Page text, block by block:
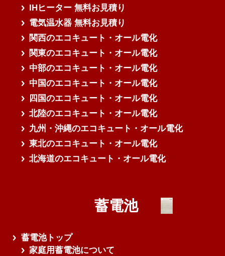
IHヒーター 無料お見積り
電気温水器 無料お見積り
関西のエコキュート・オール電化
関東のエコキュート・オール電化
中部のエコキュート・オール電化
中国のエコキュート・オール電化
四国のエコキュート・オール電化
北陸のエコキュート・オール電化
九州・沖縄のエコキュート・オール電化
東北のエコキュート・オール電化
北海道のエコキュート・オール電化
蓄電池
蓄電池トップ
家庭用蓄電池について